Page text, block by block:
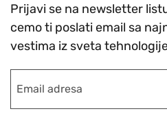
Prijavi se na newsletter
cemo ti poslati email sa
vestima iz sveta